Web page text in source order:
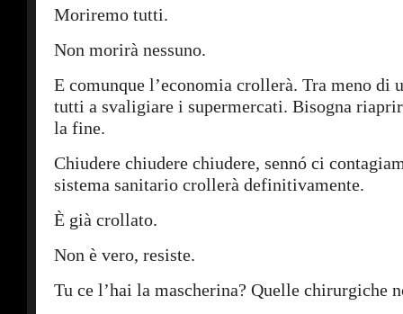
Moriremo tutti.
Non morirà nessuno.
E comunque l’economia crollerà. Tra meno di
tutti a svaligiare i supermercati. Bisogna
la fine.
Chiudere chiudere chiudere, sennó ci
sistema sanitario crollerà definitivamente.
È già crollato.
Non è vero, resiste.
Tu ce l’hai la mascherina? Quelle chirurgiche